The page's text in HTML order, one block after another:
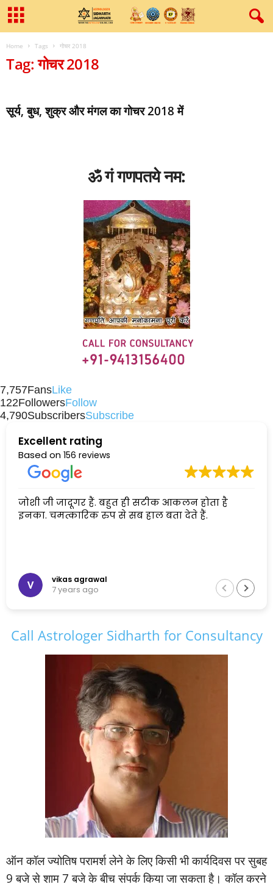
Home Tags गोचर 2018
Tag: गोचर 2018
सूर्य, बुध, शुक्र और मंगल का गोचर 2018 में
ॐ गं गणपतये नम:
7,757FansLike
122FollowersFollow
4,790SubscribersSubscribe
Excellent rating
Based on 156 reviews
जोशी जी जादूगर हैं. बहुत ही सटीक आकलन होता है
इनका. चमत्कारिक रुप से सब हाल बता देते हैं.
vikas agrawal
7 years ago
Call Astrologer Sidharth for Consultancy
ऑन कॉल ज्‍योतिष परामर्श लेने के लिए किसी भी कार्यदिवस पर सुबह
9 बजे से शाम 7 बजे के बीच संपर्क किया जा सकता है। कॉल करने